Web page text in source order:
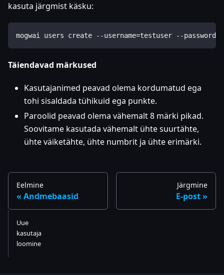
kasuta järgmist käsku:
mogwai users create --username=testuser --
Täiendavad märkused
Kasutajanimed peavad olema kordumatud ega
tohi sisaldada tühikuid ega punkte.
Paroolid peavad olema vähemalt 8 märki pikad.
Soovitame kasutada vähemalt ühte suurtähte,
ühte väiketähte, ühte numbrit ja ühte erimärki.
Eelmine
Andmebaasid
Järgmine
E-post
Uue
kasutaja
loomine